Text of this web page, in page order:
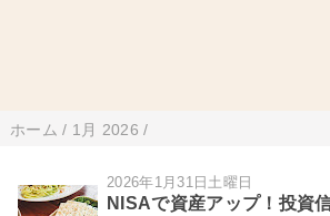
ホーム / 1月 2026 /
2026年1月31日土曜日
NISAで資産アップ！投資